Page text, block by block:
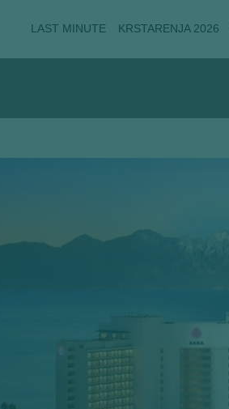
LAST MINUTE KRSTARENJA 2026